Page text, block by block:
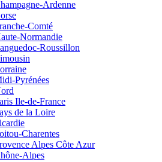
Ardenne
Comté
Normandie
Roussillon
Pyrénées
Ile-de-France
de la Loire
Charentes
Alpes Côte Azur
Alpes